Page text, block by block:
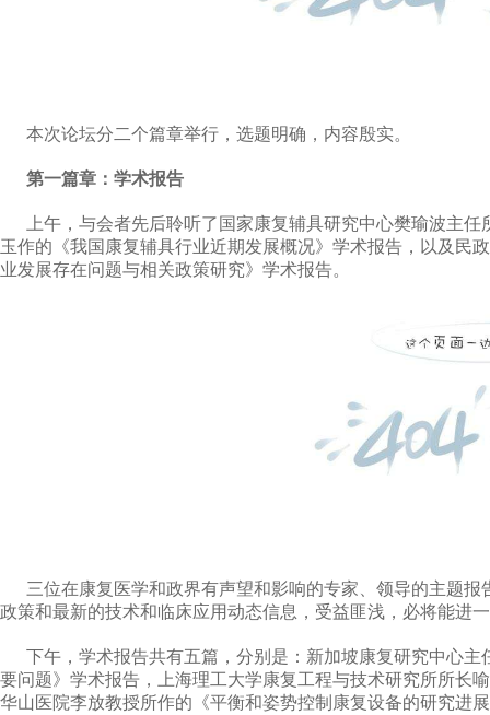
本次论坛分二个篇章举行，选题明确，内容殷实。
第一篇章：学术报告
上午，与会者先后聆听了国家康复辅具研究中心樊瑜波主任
玉作的《我国康复辅具行业近期发展概况》学术报告，以及民
业发展存在问题与相关政策研究》学术报告。
三位在康复医学和政界有声望和影响的专家、领导的主题报
政策和最新的技术和临床应用动态信息，受益匪浅，必将能
下午，学术报告共有五篇，分别是：新加坡康复研究中心主
要问题》学术报告，上海理工大学康复工程与技术研究所所长
华山医院李放教授所作的《平衡和姿势控制康复设备的研究进